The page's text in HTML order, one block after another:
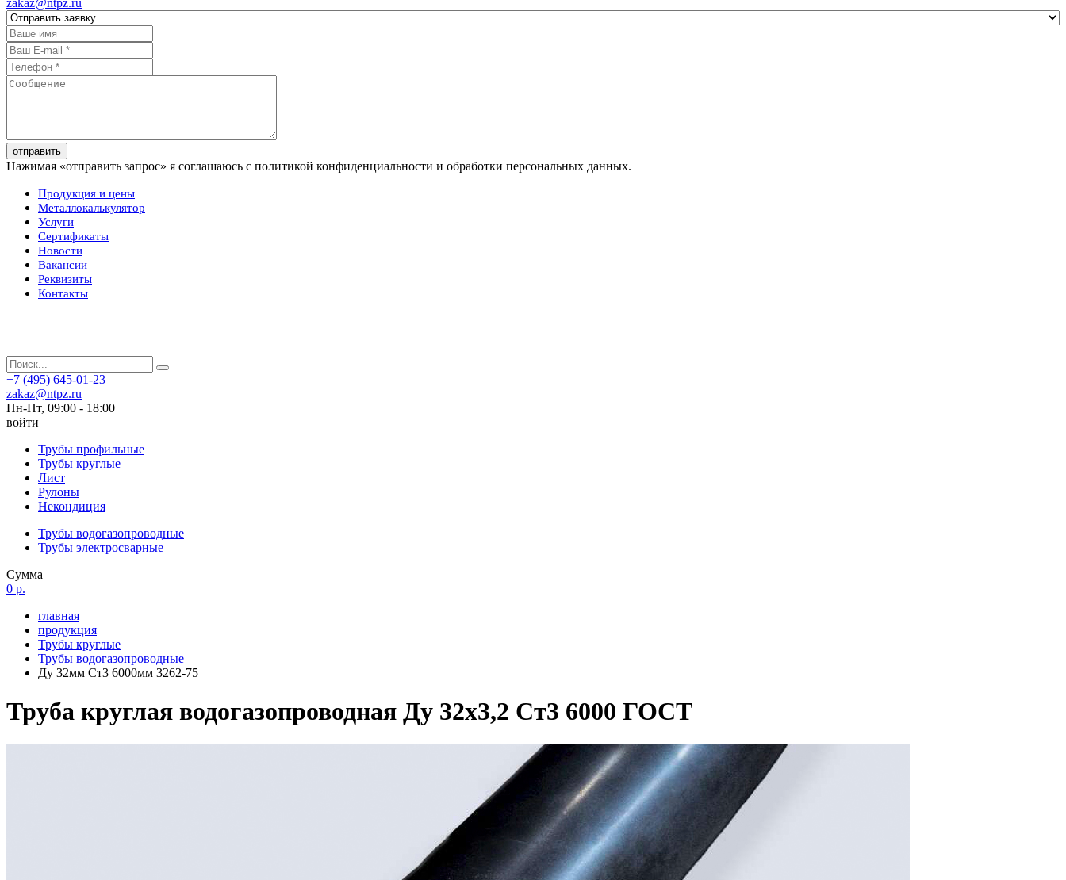
zakaz@ntpz.ru
отправить
Нажимая «отправить запрос» я соглашаюсь с политикой конфиденциальности и обработки персональных данных.
Продукция и цены
Металлокалькулятор
Услуги
Сертификаты
Новости
Вакансии
Реквизиты
Контакты
+7 (495) 645-01-23
zakaz@ntpz.ru
Пн-Пт, 09:00 - 18:00
войти
Трубы профильные
Трубы круглые
Лист
Рулоны
Некондиция
Трубы водогазопроводные
Трубы электросварные
Сумма
0 р.
главная
продукция
Трубы круглые
Трубы водогазопроводные
Ду 32мм Ст3 6000мм 3262-75
Труба круглая водогазопроводная Ду 32х3,2 Ст3 6000 ГОСТ